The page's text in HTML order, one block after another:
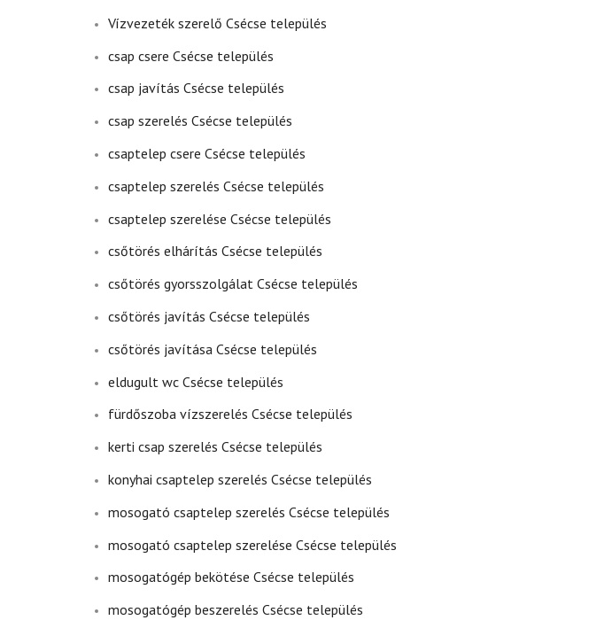
Vízvezeték szerelő Csécse település
csap csere Csécse település
csap javítás Csécse település
csap szerelés Csécse település
csaptelep csere Csécse település
csaptelep szerelés Csécse település
csaptelep szerelése Csécse település
csőtörés elhárítás Csécse település
csőtörés gyorsszolgálat Csécse település
csőtörés javítás Csécse település
csőtörés javítása Csécse település
eldugult wc Csécse település
fürdőszoba vízszerelés Csécse település
kerti csap szerelés Csécse település
konyhai csaptelep szerelés Csécse település
mosogató csaptelep szerelés Csécse település
mosogató csaptelep szerelése Csécse település
mosogatógép bekötése Csécse település
mosogatógép beszerelés Csécse település